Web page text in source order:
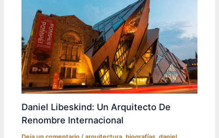
Daniel Libeskind: Un Arquitecto De
Renombre Internacional